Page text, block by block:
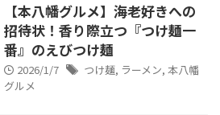
【本八幡グルメ】海老好きへの
招待状！香り際立つ『つけ麺一
番』のえびつけ麺
2026/1/7 つけ麺, ラーメン, 本八幡
グルメ